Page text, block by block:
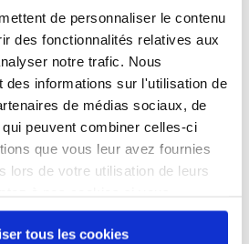
de personnaliser le contenu
des fonctionnalités relatives aux
notre trafic. Nous
des informations sur l'utilisation de
de médias sociaux, de
peuvent combiner celles-ci
que vous leur avez fournies
lors de votre utilisation de leurs
site Web.
tous les cookies
intra-muros et de suivre ces
années. Ce décompte de nuit,
réalisé sur l’ensemble du
trentaine de villes de la
dont dix nouvelles
à l’initiative cette année.
de s’étendre à l’échelle
comptabilisées à Paris lors